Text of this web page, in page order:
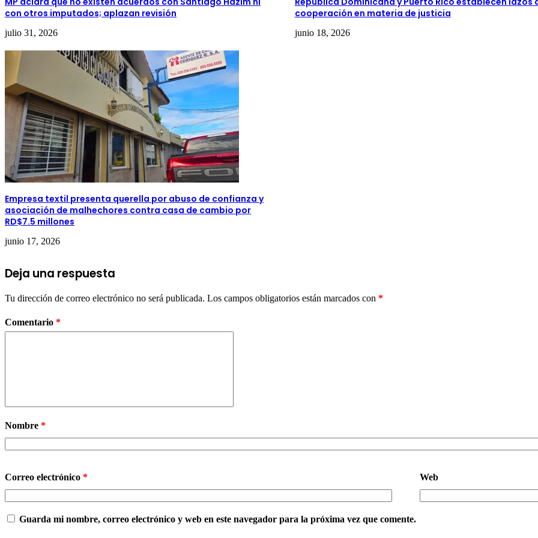
con otros imputados; aplazan revisión
julio 31, 2026
cooperación en materia de justicia
junio 18, 2026
Empresa textil presenta querella por abuso de confianza y
asociación de malhechores contra casa de cambio por
RD$7.5 millones
junio 17, 2026
Deja una respuesta
Tu dirección de correo electrónico no será publicada. Los campos obligatorios están marcados con *
Comentario *
Nombre *
Correo electrónico * Web
Guarda mi nombre, correo electrónico y web en este navegador para la próxima vez que comente.